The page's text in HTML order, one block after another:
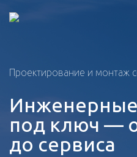
Проектирование и монтаж
Инженерные
под ключ —
до сервиса